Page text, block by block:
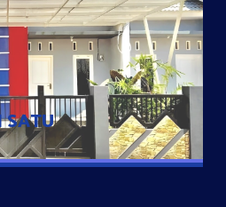
SATU
dengan harga subsidi hanya 100
di Tuban